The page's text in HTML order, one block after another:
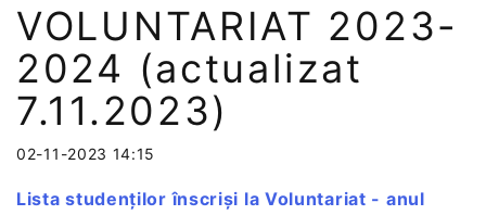
VOLUNTARIAT 2023-
2024 (actualizat
7.11.2023)
02-11-2023 14:15
Lista studenților înscriși la Voluntariat - anul